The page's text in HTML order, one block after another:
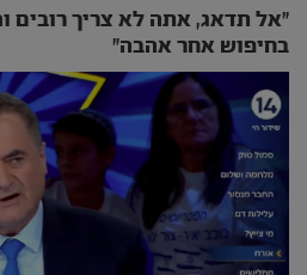
״אל תדאג, אתה לא צריך רובים
בחיפוש אחר אהבה״